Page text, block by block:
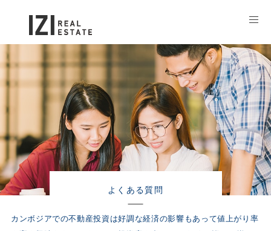
よくある質問
カンボジアでの不動産投資は好調な経済の影響もあって値上がり率